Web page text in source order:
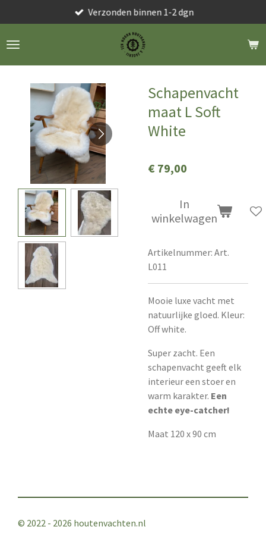
direct
naar
Verzonden binnen 1-2 dgn
Schapenvacht
maat L Soft
White
€ 79,00
In
winkelwagen
Artikelnummer: Art.
L011
Mooie luxe vacht met
natuurlijke gloed. Kleur:
Off white.
Super zacht. Een
schapenvacht geeft elk
interieur een stoer en
warm karakter. Een
echte eye-catcher!
Maat 120 x 90 cm
© 2022 - 2026 houtenvachten.nl